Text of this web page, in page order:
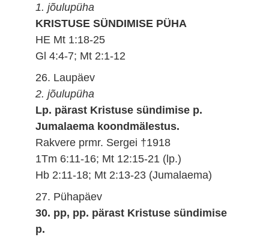
1. jõulupüha
KRISTUSE SÜNDIMISE PÜHA
HE Mt 1:18-25
Gl 4:4-7; Mt 2:1-12
26. Laupäev
2. jõulupüha
Lp. pärast Kristuse sündimise p.
Jumalaema koondmälestus.
Rakvere prmr. Sergei †1918
1Tm 6:11-16; Mt 12:15-21 (lp.)
Hb 2:11-18; Mt 2:13-23 (Jumalaema)
27. Pühapäev
30. pp, pp. pärast Kristuse sündimise
p.